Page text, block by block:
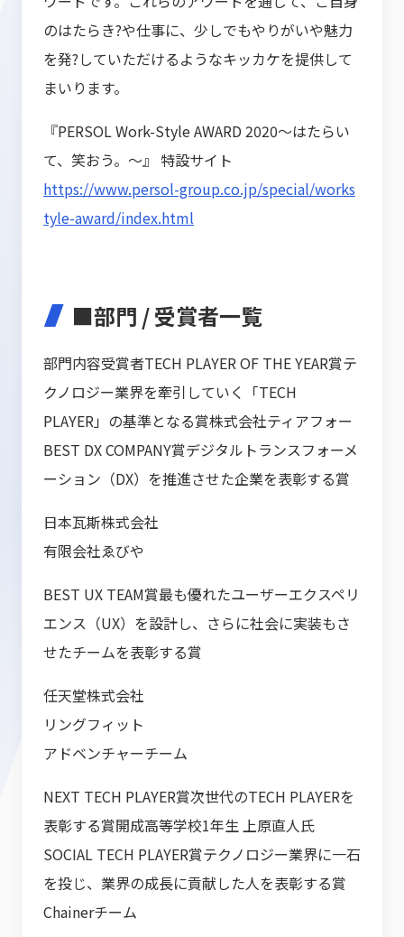
のはたらき?や仕事に、少しでもやりがいや魅力
を発?していただけるようなキッカケを提供して
まいります。
『PERSOL Work-Style AWARD 2020～はたらい
て、笑おう。～』 特設サイト
https://www.persol-group.co.jp/special/works
tyle-award/index.html
■部門 / 受賞者一覧
部門内容受賞者TECH PLAYER OF THE YEAR賞テ
クノロジー業界を牽引していく「TECH
PLAYER」の基準となる賞株式会社ティアフォー
BEST DX COMPANY賞デジタルトランスフォーメ
ーション（DX）を推進させた企業を表彰する賞
日本瓦斯株式会社
有限会社ゑびや
BEST UX TEAM賞最も優れたユーザーエクスペリ
エンス（UX）を設計し、さらに社会に実装もさ
せたチームを表彰する賞
任天堂株式会社
リングフィット
アドベンチャーチーム
NEXT TECH PLAYER賞次世代のTECH PLAYERを
表彰する賞開成高等学校1年生 上原直人氏
SOCIAL TECH PLAYER賞テクノロジー業界に一石
を投じ、業界の成長に貢献した人を表彰する賞
Chainerチーム